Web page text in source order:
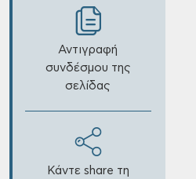
Αντιγραφή
συνδέσμου της
σελίδας
Κάντε share τη